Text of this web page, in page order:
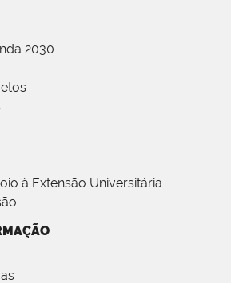
2030
à Extensão Universitária